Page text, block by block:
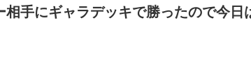
相手にギャラデッキで勝ったので今日